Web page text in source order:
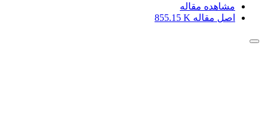
مشاهده مقاله
اصل مقاله 855.15 K